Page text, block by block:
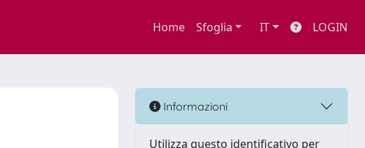
Home Sfoglia IT LOGIN
Informazioni
Utilizza questo identificativo per